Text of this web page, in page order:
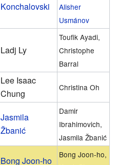
Konchalovski
Alisher
Usmánov
Ladj Ly
Toufik Ayadi,
Christophe
Barral
Lee Isaac
Chung
Christina Oh
Jasmila
Žbanić
Damir
Ibrahimovich,
Jasmila Žbanić
Bong Joon-ho
Bong Joon-ho,